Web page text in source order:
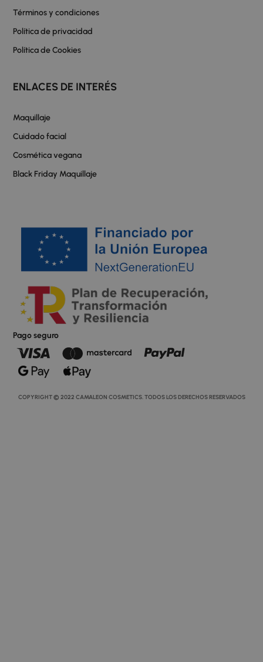
Términos y condiciones
Política de privacidad
Política de Cookies
ENLACES DE INTERÉS
Maquillaje
Cuidado facial
Cosmética vegana
Black Friday Maquillaje
Pago seguro
COPYRIGHT © 2022 CAMALEON COSMETICS. TODOS LOS DERECHOS RESERVADOS